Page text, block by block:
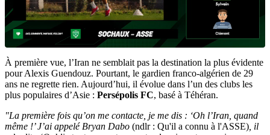
À première vue, l’Iran ne semblait pas la destination la plus évidente
pour Alexis Guendouz. Pourtant, le gardien franco-algérien de 29
ans ne regrette rien. Aujourd’hui, il évolue dans l’un des clubs les
plus populaires d’Asie : Persépolis FC, basé à Téhéran.
"La première fois qu’on me contacte, je me dis : ‘Oh l’Iran, quand
même !’ J’ai appelé Bryan Dabo (ndlr : Qu'il a connu à l'ASSE) , il